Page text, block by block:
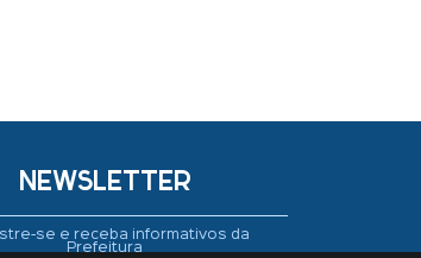
NEWSLETTER
se e receba informativos da
Prefeitura